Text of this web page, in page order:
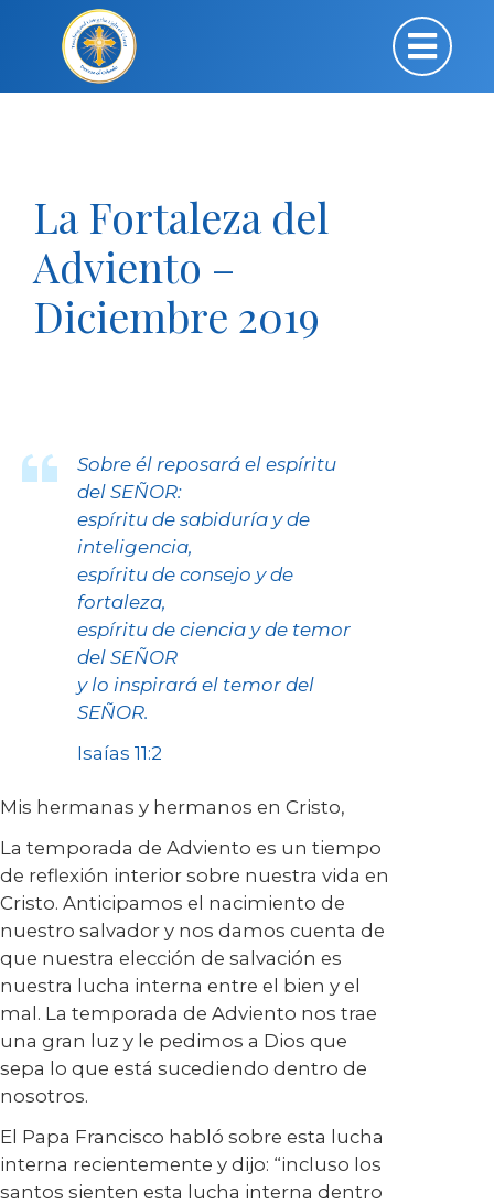
La Fortaleza del
Adviento –
Diciembre 2019
Sobre él reposará el espíritu
del SEÑOR:
espíritu de sabiduría y de
inteligencia,
espíritu de consejo y de
fortaleza,
espíritu de ciencia y de temor
del SEÑOR
y lo inspirará el temor del
SEÑOR.
Isaías 11:2
Mis hermanas y hermanos en Cristo,
La temporada de Adviento es un tiempo
de reflexión interior sobre nuestra vida en
Cristo. Anticipamos el nacimiento de
nuestro salvador y nos damos cuenta de
que nuestra elección de salvación es
nuestra lucha interna entre el bien y el
mal. La temporada de Adviento nos trae
una gran luz y le pedimos a Dios que
sepa lo que está sucediendo dentro de
nosotros.
El Papa Francisco habló sobre esta lucha
interna recientemente y dijo: “incluso los
santos sienten esta lucha interna dentro